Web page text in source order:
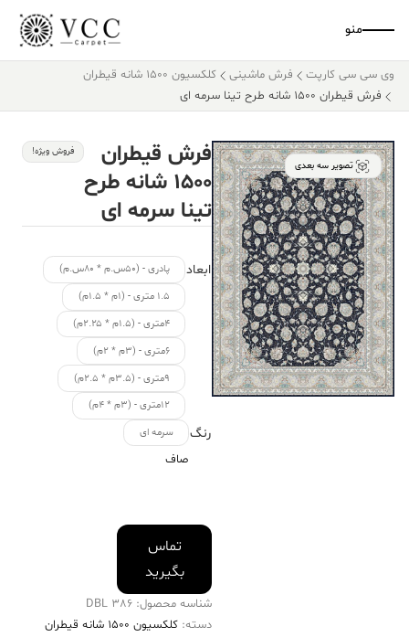
منو
وی سی سی کارپت فرش ماشینی
کلکسیون ۱۵۰۰ شانه قیطران
فرش قیطران ۱۵۰۰ شانه طرح تینا سرمه ای
تصویر سه بعدی
فرش قیطران
۱۵۰۰ شانه طرح
تینا سرمه ای
فروش ویژه!
ابعاد
پادری - (۵۰س.م * ۸۰س.م)
۱.۵ متری - (۱م * ۱.۵م)
۴متری - (۱.۵م * ۲.۲۵م)
۶متری - (۳م * ۲م)
۹متری - (۳.۵م * ۲.۵م)
۱۲متری - (۳م * ۴م)
رنگ سرمه ای
صاف
تماس
بگیرید
شناسه محصول: 386 DBL
دسته: کلکسیون ۱۵۰۰ شانه قیطران